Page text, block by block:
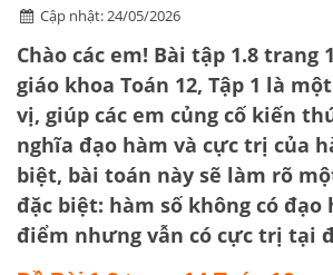
Cập nhật: 24/05/2026
Chào các em! Bài tập 1.8 trang
giáo khoa Toán 12, Tập 1 là
vị, giúp các em củng cố kiến
nghĩa đạo hàm và cực trị của
biệt, bài toán này sẽ làm rõ
đặc biệt: hàm số không có
điểm nhưng vẫn có cực trị tại